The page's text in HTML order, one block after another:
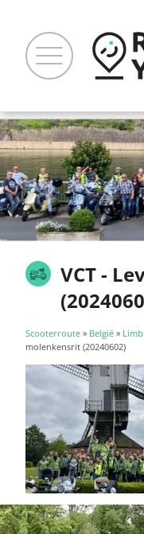
VCT -
Scooterroute » België »
molenkensrit (20240602)